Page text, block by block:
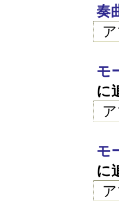
奏
モ
に
モ
に